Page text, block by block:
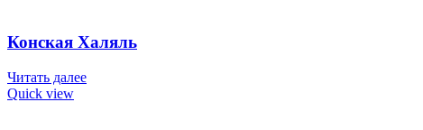
Конская Халяль
Читать далее
Quick view